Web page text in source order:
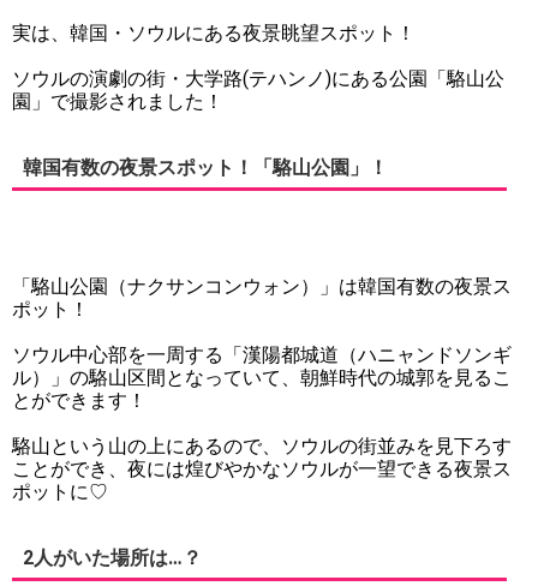
実は、韓国・ソウルにある夜景眺望スポット！
ソウルの演劇の街・大学路(テハンノ)にある公園「駱山公
園」で撮影されました！
韓国有数の夜景スポット！「駱山公園」！
「駱山公園（ナクサンコンウォン）」は韓国有数の夜景ス
ポット！
ソウル中心部を一周する「漢陽都城道（ハニャンドソンギ
ル）」の駱山区間となっていて、朝鮮時代の城郭を見るこ
とができます！
駱山という山の上にあるので、ソウルの街並みを見下ろす
ことができ、夜には煌びやかなソウルが一望できる夜景ス
ポットに♡
2人がいた場所は…？